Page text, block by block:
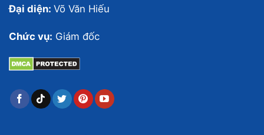
Đại diện: Võ Văn Hiếu
Chức vụ: Giám đốc